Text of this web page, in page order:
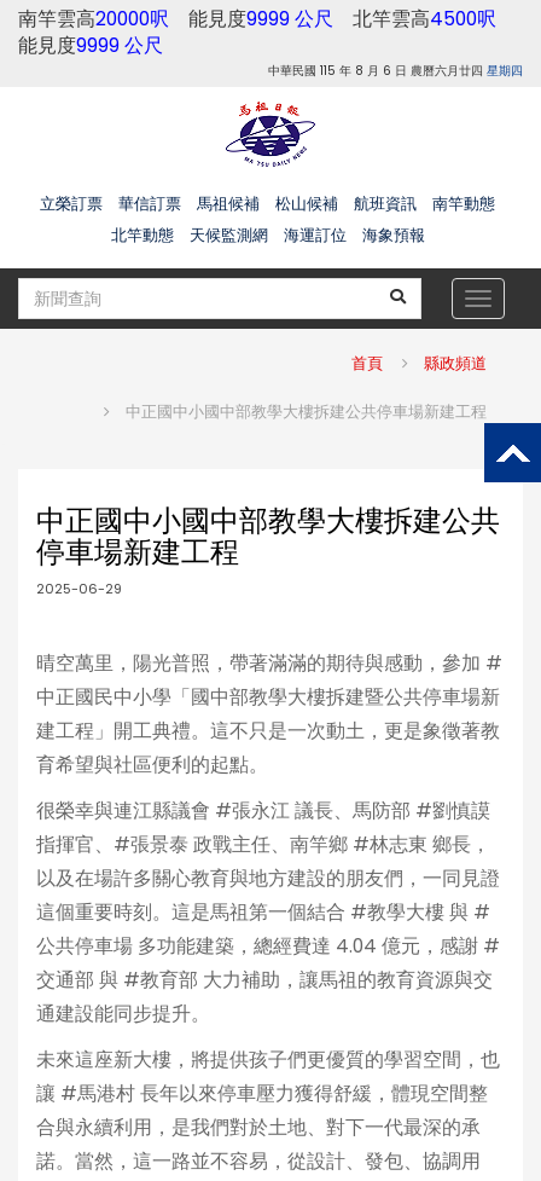
南竿雲高20000呎 能見度9999 公尺 北竿雲高4500呎
能見度9999 公尺
中華民國 115 年 8 月 6 日 農曆六月廿四 星期四
立榮訂票 華信訂票 馬祖候補 松山候補 航班資訊
南竿動態
北竿動態
天候監測網 海運訂位 海象預報
Toggle
首頁 縣政頻道
中正國中小國中部教學大樓拆建公共停車場新建工程
中正國中小國中部教學大樓拆建公共
停車場新建工程
2025-06-29
晴空萬里，陽光普照，帶著滿滿的期待與感動，參加 #
中正國民中小學「國中部教學大樓拆建暨公共停車場新
建工程」開工典禮。這不只是一次動土，更是象徵著教
育希望與社區便利的起點。
很榮幸與連江縣議會 #張永江 議長、馬防部 #劉慎謨
指揮官、#張景泰 政戰主任、南竿鄉 #林志東 鄉長，
以及在場許多關心教育與地方建設的朋友們，一同見證
這個重要時刻。這是馬祖第一個結合 #教學大樓 與 #
公共停車場 多功能建築，總經費達 4.04 億元，感謝 #
交通部 與 #教育部 大力補助，讓馬祖的教育資源與交
通建設能同步提升。
未來這座新大樓，將提供孩子們更優質的學習空間，也
讓 #馬港村 長年以來停車壓力獲得舒緩，體現空間整
合與永續利用，是我們對於土地、對下一代最深的承
諾。當然，這一路並不容易，從設計、發包、協調用